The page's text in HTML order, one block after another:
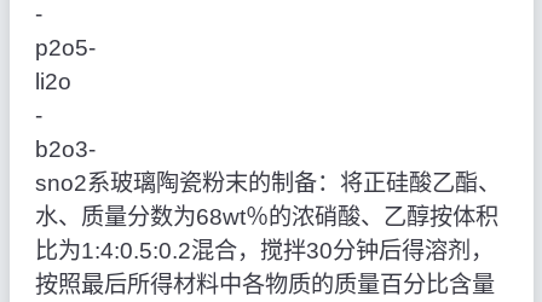
‑
p2o5‑
li2o
‑
b2o3‑
sno2系玻璃陶瓷粉末的制备：将正硅酸乙酯、
水、质量分数为68wt％的浓硝酸、乙醇按体积
比为1:4:0.5:0.2混合，搅拌30分钟后得溶剂，
按照最后所得材料中各物质的质量百分比含量